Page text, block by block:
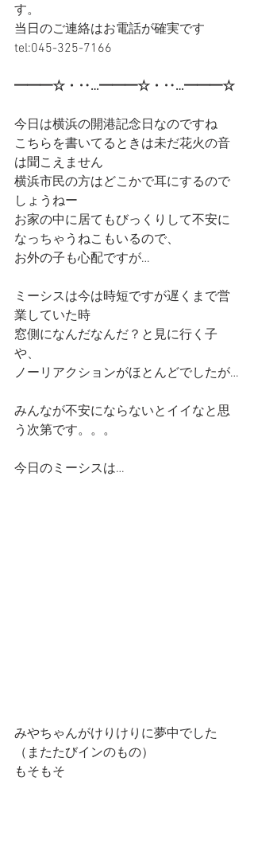
す。
当日のご連絡はお電話が確実です
tel:045-325-7166
━━━☆・‥…━━━☆・‥…━━━☆
今日は横浜の開港記念日なのですね
こちらを書いてるときは未だ花火の音
は聞こえません
横浜市民の方はどこかで耳にするので
しょうねー
お家の中に居てもびっくりして不安に
なっちゃうねこもいるので、
お外の子も心配ですが…
ミーシスは今は時短ですが遅くまで営
業していた時
窓側になんだなんだ？と見に行く子
や、
ノーリアクションがほとんどでしたが…
みんなが不安にならないとイイなと思
う次第です。。。
今日のミーシスは…
みやちゃんがけりけりに夢中でした
（またたびインのもの）
もそもそ